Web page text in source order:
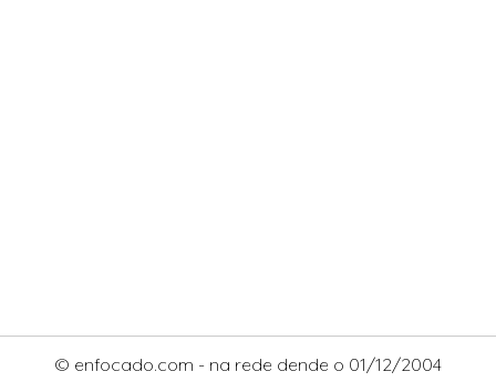
© enfocado.com - na rede dende o 01/12/2004